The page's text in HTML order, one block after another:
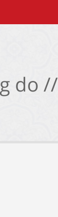
do //